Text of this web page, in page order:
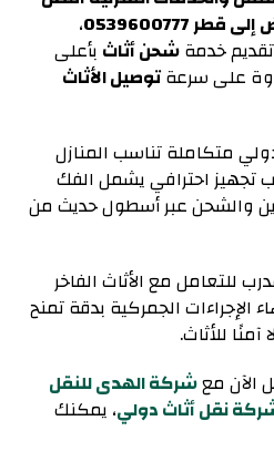
،
خدمةشحن أثاث بأعلى
على سرعةتوصيل الأثاث
متكاملة تناسب المنازل
تجهيز احترافي يشمل الفك
والشحن عبر أسطول حديث من
للتعامل مع الأثاث الفاخر
الإجراءات الجمركية بدقة تمنح
للأثاث.
الآن معشركة الهدى للنقل
نقل أثاث دولي، يمكنك